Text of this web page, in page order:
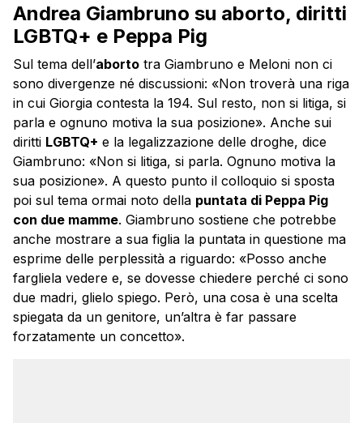
Andrea Giambruno su aborto, diritti
LGBTQ+ e Peppa Pig
Sul tema dell’aborto tra Giambruno e Meloni non ci
sono divergenze né discussioni: «Non troverà una riga
in cui Giorgia contesta la 194. Sul resto, non si litiga, si
parla e ognuno motiva la sua posizione». Anche sui
diritti LGBTQ+ e la legalizzazione delle droghe, dice
Giambruno: «Non si litiga, si parla. Ognuno motiva la
sua posizione». A questo punto il colloquio si sposta
poi sul tema ormai noto della puntata di Peppa Pig
con due mamme. Giambruno sostiene che potrebbe
anche mostrare a sua figlia la puntata in questione ma
esprime delle perplessità a riguardo: «Posso anche
fargliela vedere e, se dovesse chiedere perché ci sono
due madri, glielo spiego. Però, una cosa è una scelta
spiegata da un genitore, un’altra è far passare
forzatamente un concetto».